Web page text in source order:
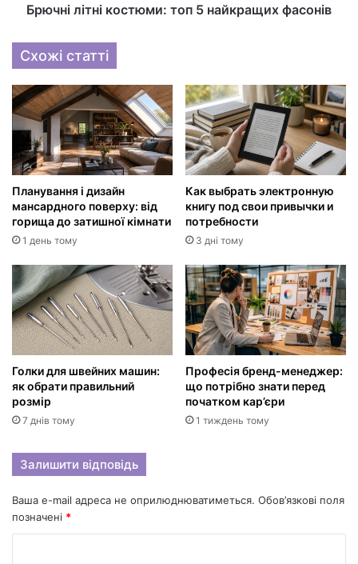
Брючні літні костюми: топ 5 найкращих фасонів
Схожі статті
Планування і дизайн
мансардного поверху: від
горища до затишної кімнати
1 день тому
Как выбрать электронную
книгу под свои привычки и
потребности
3 дні тому
Голки для швейних машин:
як обрати правильний
розмір
7 днів тому
Професія бренд-менеджер:
що потрібно знати перед
початком кар’єри
1 тиждень тому
Залишити відповідь
Ваша e-mail адреса не оприлюднюватиметься. Обов’язкові поля
позначені *